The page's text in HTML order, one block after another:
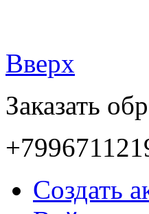
Вверх
Заказать
Создать